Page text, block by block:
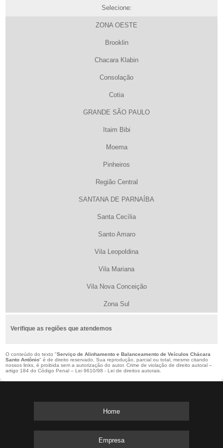
Selecione:
ZONA OESTE
Brooklin
Chacara Klabin
Consolação
Cotia
GRANDE SÃO PAULO
Itaim Bibi
Moema
Pinheiros
Região Central
SANTANA DE PARNAÍBA
Santa Cecília
Santo Amaro
Vila Leopoldina
Vila Mariana
Vila Nova Conceição
Zona Sul
Verifique as regiões que atendemos
O conteúdo do texto "Serviço de Alinhamento e Balanceamento de Veículos Chácara
Santo Antônio" é de direito reservado. Sua reprodução, parcial ou total, mesmo citando
nossos links, é proibida sem a autorização do autor. Crime de violação de direito autoral –
artigo 184 do Código Penal –Lei 9610/98 - Lei de direitos autorais
Home
Empresa